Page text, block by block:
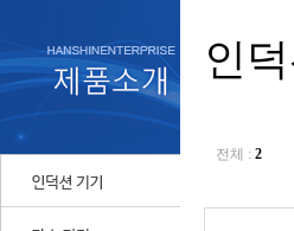
인
전체 : 2